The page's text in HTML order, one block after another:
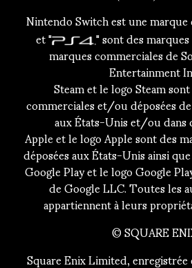
Nintendo Switch est une
et " " sont des
marques commerciales de
Entertainment
Steam et le logo Steam
commerciales et/ou déposées
aux États-Unis et/ou dans
Apple et le logo Apple sont des
déposées aux États-Unis ainsi
Google Play et le logo Google
de Google LLC. Toutes les
appartiennent à leurs
© SQUARE
Square Enix Limited,